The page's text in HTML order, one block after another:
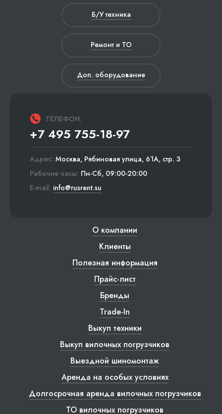
Б/У техника
Ремонт и ТО
Доп. оборудование
ТЕЛЕФОН:
+7 495 755-18-97
Адрес: Москва, Рябиновая улица, 61А, стр. 3
Рабочие часы: Пн-Сб, 09:00-20:00
E-mail: info@rusrent.su
О компании
Клиенты
Полезная информация
Прайс-лист
Бренды
Trade-In
Выкуп техники
Выкуп вилочных погрузчиков
Выездной шиномонтаж
Аренда на особых условиях
Долгосрочная аренда вилочных погрузчиков
ТО вилочных погрузчиков